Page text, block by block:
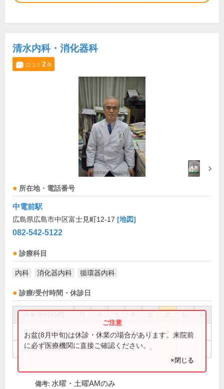
清水内科・消化器科
口コミ 2件
所在地・電話番号
中電前駅
広島県広島市中区富士見町12-17 [地図]
082-542-5122
診療科目
内科 消化器内科 循環器内科
診療/受付時間・休診日
祝
9:00～12:30 ● ● ● ● ●
15:00～17:30 ● ● ●
お盆(8月中旬)は休診・休業の場合があります。来院前
に必ず医療機関に直接ご確認ください。
×閉じる
備考: 水曜・土曜AMのみ